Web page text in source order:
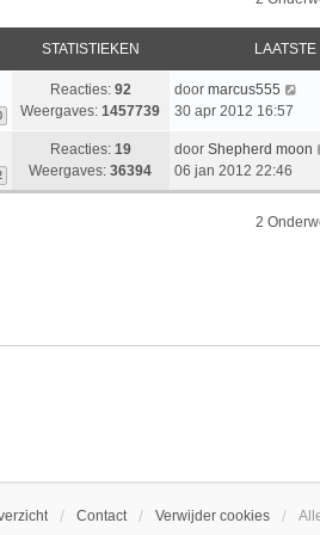
STATISTIEKEN
Reacties: 92
Weergaves:1457739
door marcus555
30 apr 2012 16:57
Reacties: 19
Weergaves:36394
door Shepherd moon
06 jan 2012 22:46
2
Contact Verwijder cookies